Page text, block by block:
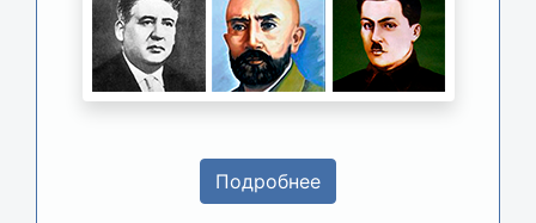
Подробнее